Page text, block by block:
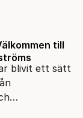
till
blivit ett sätt